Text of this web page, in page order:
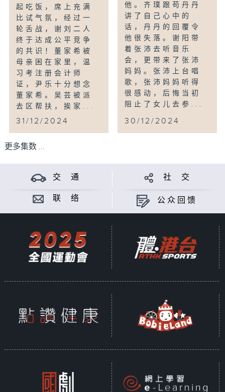
起吃饭，席上充满
比试气氛，经过一
轮舌战，谢刘二人
终于达成公平竞争
的共识！董家希被
母亲困在家里，温
习考注册会计师
证，尹乐十分想念
董家希。吴芸被派
去区帮扶，挨家...
31/12/2024
他。齐璞跟苟丹丹
讲了自己心中的
话，丹丹的回覆令
他很失落。谢阳带
着张沛去听音乐
会，更带来了张沛
妈妈。张沛上台唱
歌，张沛妈妈听得
很感动，后悔当初
阻止了女儿去参...
30/12/2024
更多集数 ...
交 通 社 交
联 络 公众回馈